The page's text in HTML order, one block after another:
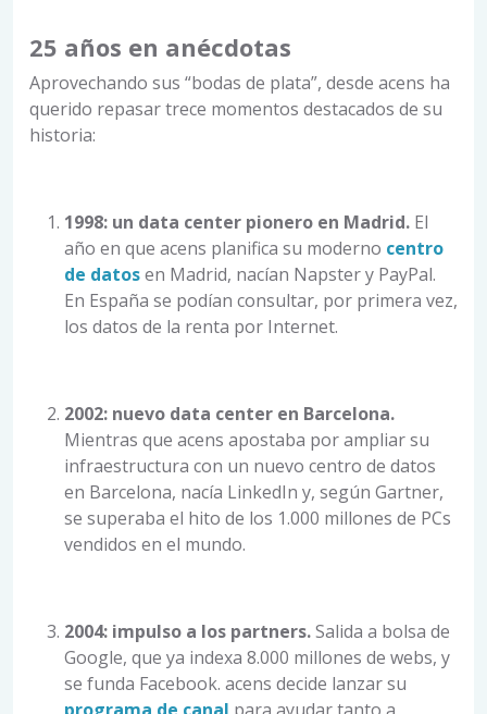
25 años en anécdotas
Aprovechando sus “bodas de plata”, desde acens ha
querido repasar trece momentos destacados de su
historia:
1998: un data center pionero en Madrid. El
año en que acens planifica su moderno centro
de datosen Madrid, nacían Napster y PayPal.
En España se podían consultar, por primera vez,
los datos de la renta por Internet.
2002: nuevo data center en Barcelona.
Mientras que acens apostaba por ampliar su
infraestructura con un nuevo centro de datos
en Barcelona, nacía LinkedIn y, según Gartner,
se superaba el hito de los 1.000 millones de PCs
vendidos en el mundo.
2004: impulso a los partners.Salida a bolsa de
Google, que ya indexa 8.000 millones de webs, y
se funda Facebook. acens decide lanzar su